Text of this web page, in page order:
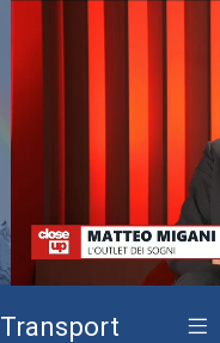
Transport